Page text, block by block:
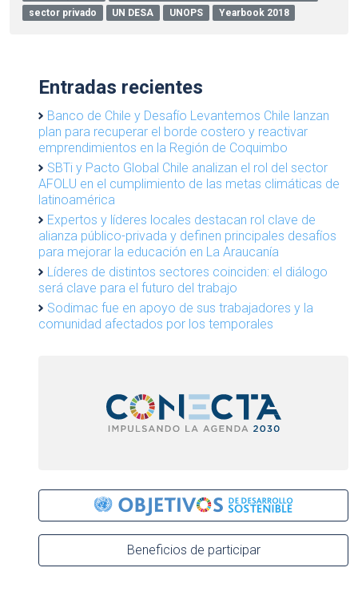
sector privado
UN DESA UNOPS Yearbook 2018
Entradas recientes
Banco de Chile y Desafío Levantemos Chile lanzan
plan para recuperar el borde costero y reactivar
emprendimientos en la Región de Coquimbo
SBTi y Pacto Global Chile analizan el rol del sector
AFOLU en el cumplimiento de las metas climáticas de
latinoamérica
Expertos y líderes locales destacan rol clave de
alianza público-privada y definen principales desafíos
para mejorar la educación en La Araucanía
Líderes de distintos sectores coinciden: el diálogo
será clave para el futuro del trabajo
Sodimac fue en apoyo de sus trabajadores y la
comunidad afectados por los temporales
Beneficios de participar